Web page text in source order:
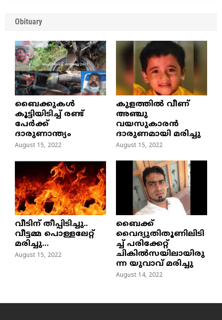
Obituary
ബൈക്കുകൾ
കൂട്ടിയിടിച്ച് രണ്ട്
പേർക്ക്
ദാരുണാന്ത്യം
August 15, 2022
കുളത്തില്‍ വീണ്
അഞ്ചു
വയസുകാരന്‍
ദാരുണമായി മരിച്ചു
August 15, 2022
വീടിന് തീപ്പിടിച്ചു..
വീട്ടമ്മ പൊള്ളലേറ്റ്
മരിച്ചു…
August 15, 2022
ബൈക്ക്
വൈദ്യുതിതൂണിലിടി
ച്ച്‌ പരിക്കേറ്റ്
ചികില്‍സയിലായിരു
ന്ന യുവാവ് മരിച്ചു
August 14, 2022